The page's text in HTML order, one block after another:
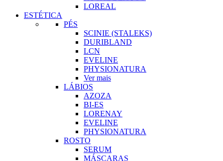
LOREAL
ESTÉTICA
PÉS
SCINIE (STALEKS)
DURIBLAND
LCN
EVELINE
PHYSIONATURA
Ver mais
LÁBIOS
AZOZA
BI-ES
LORENAY
EVELINE
PHYSIONATURA
ROSTO
SERUM
MÁSCARAS